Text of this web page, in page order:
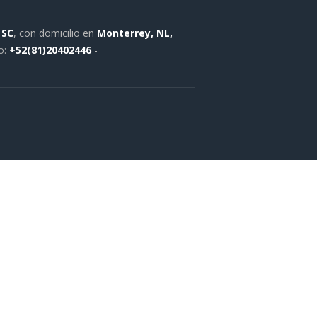
, con domicilio en Monterrey, NL,
+52(81)20402446-